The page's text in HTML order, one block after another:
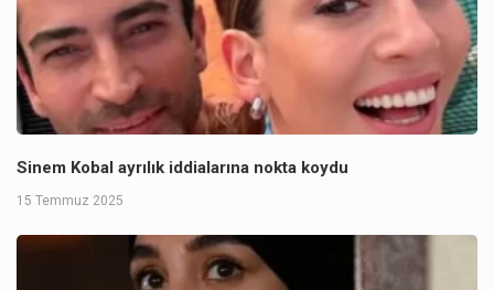
Sinem Kobal ayrılık iddialarına nokta koydu
15 Temmuz 2025